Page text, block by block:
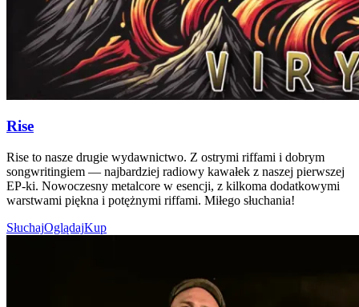
Rise
Rise to nasze drugie wydawnictwo. Z ostrymi riffami i dobrym
songwritingiem — najbardziej radiowy kawałek z naszej pierwszej
EP-ki. Nowoczesny metalcore w esencji, z kilkoma dodatkowymi
warstwami piękna i potężnymi riffami. Miłego słuchania!
SłuchajOglądajKup